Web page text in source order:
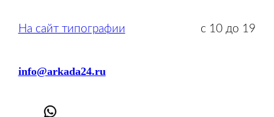
На сайт типографии с 10 до 19
info@arkada24.ru